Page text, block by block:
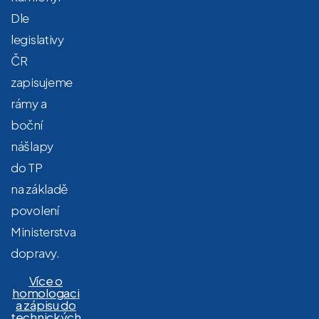
Dle
legislativy
ČR
zapisujeme
rámy a
boční
nášlapy
do TP
na základě
povolení
Ministerstva
dopravy.
Více o
homologaci
a zápisu do